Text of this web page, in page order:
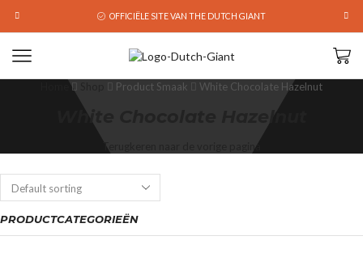
OFFICIËLE SITE VAN THE DUTCH GIANT
Product Smaak White Chocolate Hazelnut
White Chocolate Hazelnut
Terugkeren naar de vorige pagina
PRODUCTCATEGORIEËN